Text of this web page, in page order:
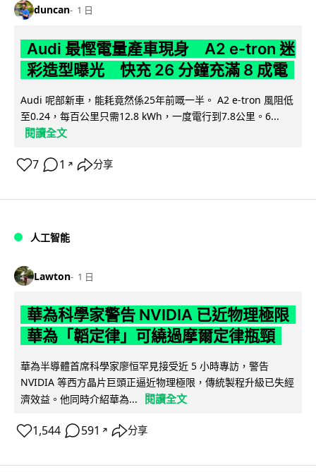
duncan 1 日
Audi 最慳電量產車現身 A2 e-tron 迷
彩造型曝光 快充 26 分鐘充滿 8 成電
Audi 呢部新車，能耗竟然係25年前嘅一半。 A2 e-tron 風阻低
至0.24，每百公里只需12.8 kWh，一度電行到7.8公里。6...
閱讀全文
7 1 ↗ 分享
人工智能
Lawton 1 日
華為科學家警告 NVIDIA 已近物理極限
華為「韜定律」可繞過摩爾定律瓶頸
華為半導體首席科學家廖恒罕見接受近 5 小時專訪，警告
NVIDIA 等西方晶片巨頭正逼近物理極限，傳統製程升級已失經
濟效益。他同時介紹華為...
閱讀全文
1,544 591 ↗ 分享